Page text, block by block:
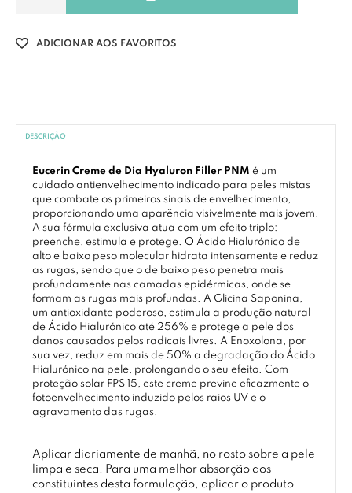
ADICIONAR AOS FAVORITOS
DESCRIÇÃO
Eucerin Creme de Dia Hyaluron Filler PNM é um
cuidado antienvelhecimento indicado para peles mistas
que combate os primeiros sinais de envelhecimento,
proporcionando uma aparência visivelmente mais jovem.
A sua fórmula exclusiva atua com um efeito triplo:
preenche, estimula e protege. O Ácido Hialurónico de
alto e baixo peso molecular hidrata intensamente e reduz
as rugas, sendo que o de baixo peso penetra mais
profundamente nas camadas epidérmicas, onde se
formam as rugas mais profundas. A Glicina Saponina,
um antioxidante poderoso, estimula a produção natural
de Ácido Hialurónico até 256% e protege a pele dos
danos causados pelos radicais livres. A Enoxolona, por
sua vez, reduz em mais de 50% a degradação do Ácido
Hialurónico na pele, prolongando o seu efeito. Com
proteção solar FPS 15, este creme previne eficazmente o
fotoenvelhecimento induzido pelos raios UV e o
agravamento das rugas.
Aplicar diariamente de manhã, no rosto sobre a pele
limpa e seca. Para uma melhor absorção dos
constituintes desta formulação, aplicar o produto